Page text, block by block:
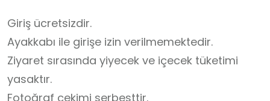
Giriş ücretsizdir.
Ayakkabı ile girişe izin verilmemektedir.
Ziyaret sırasında yiyecek ve içecek tüketimi
yasaktır.
Fotoğraf çekimi serbesttir.